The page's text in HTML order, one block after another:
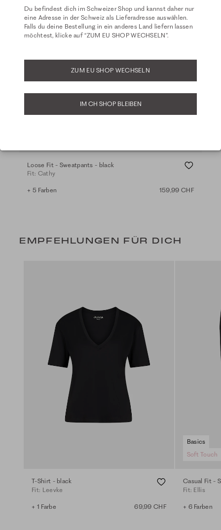
Loose Fit - Sweatpants - black
Fit: Cathy
+ 5 Farben 159,99 CHF
EMPFEHLUNGEN FÜR DICH
T-Shirt - black
Fit: Leevke
+ 1 Farbe 69,99 CHF
Basics
Soft Touch
Casual Fit -
Fit: Ellis
+ 6 Farben
Du befindest dich im Schweizer Shop und kannst daher nur
eine Adresse in der Schweiz als Lieferadresse auswählen.
Falls du deine Bestellung in ein anderes Land liefern lassen
möchtest, klicke auf “ZUM EU SHOP WECHSELN”.
ZUM EU SHOP WECHSELN
IM CH SHOP BLEIBEN